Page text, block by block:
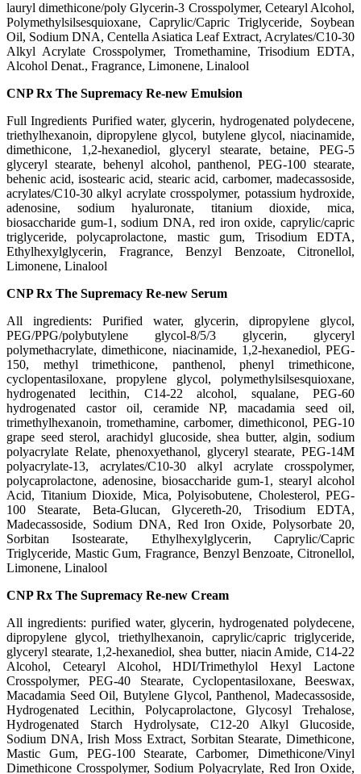
lauryl dimethicone/poly Glycerin-3 Crosspolymer, Cetearyl Alcohol,
Polymethylsilsesquioxane, Caprylic/Capric Triglyceride, Soybean
Oil, Sodium DNA, Centella Asiatica Leaf Extract, Acrylates/C10-30
Alkyl Acrylate Crosspolymer, Tromethamine, Trisodium EDTA,
Alcohol Denat., Fragrance, Limonene, Linalool
CNP Rx The Supremacy Re-new Emulsion
Full Ingredients Purified water, glycerin, hydrogenated polydecene,
triethylhexanoin, dipropylene glycol, butylene glycol, niacinamide,
dimethicone, 1 ,2-hexanediol, glyceryl stearate, betaine, PEG-5
glyceryl stearate, behenyl alcohol, panthenol, PEG-100 stearate,
behenic acid, isostearic acid, stearic acid, carbomer, madecassoside,
acrylates/C10-30 alkyl acrylate crosspolymer, potassium hydroxide,
adenosine, sodium hyaluronate, titanium dioxide, mica,
biosaccharide gum-1 , sodium DNA, red iron oxide, caprylic/capric
triglyceride, polycaprolactone, mastic gum, Trisodium EDTA,
Ethylhexylglycerin, Fragrance, Benzyl Benzoate, Citronellol,
Limonene, Linalool
CNP Rx The Supremacy Re-new Serum
All ingredients: Purified water, glycerin, dipropylene glycol,
PEG/PPG/polybutylene glycol-8/5/3 glycerin, glyceryl
polymethacrylate, dimethicone, niacinamide, 1 ,2-hexanediol, PEG-
150, methyl trimethicone, panthenol, phenyl trimethicone,
cyclopentasiloxane, propylene glycol, polymethylsilsesquioxane,
hydrogenated lecithin, C14-22 alcohol, squalane, PEG-60
hydrogenated castor oil, ceramide NP, macadamia seed oil,
trimethylhexanoin, tromethamine, carbomer, dimethiconol, PEG-10
grape seed sterol, arachidyl glucoside, shea butter, algin, sodium
polyacrylate Relate, phenoxyethanol, glyceryl stearate, PEG-14M
polyacrylate-13, acrylates/C10-30 alkyl acrylate crosspolymer,
polycaprolactone, adenosine, biosaccharide gum-1 , stearyl alcohol
Acid, Titanium Dioxide, Mica, Polyisobutene, Cholesterol, PEG-
100 Stearate, Beta-Glucan, Glycereth-20, Trisodium EDTA,
Madecassoside, Sodium DNA, Red Iron Oxide, Polysorbate 20,
Sorbitan Isostearate, Ethylhexylglycerin, Caprylic/Capric
Triglyceride, Mastic Gum, Fragrance, Benzyl Benzoate, Citronellol,
Limonene, Linalool
CNP Rx The Supremacy Re-new Cream
All ingredients: purified water, glycerin, hydrogenated polydecene,
dipropylene glycol, triethylhexanoin, caprylic/capric triglyceride,
glyceryl stearate, 1 ,2-hexanediol, shea butter, niacin Amide, C14-22
Alcohol, Cetearyl Alcohol, HDI/Trimethylol Hexyl Lactone
Crosspolymer, PEG-40 Stearate, Cyclopentasiloxane, Beeswax,
Macadamia Seed Oil, Butylene Glycol, Panthenol, Madecassoside,
Hydrogenated Lecithin, Polycaprolactone, Glycosyl Trehalose,
Hydrogenated Starch Hydrolysate, C12-20 Alkyl Glucoside,
Sodium DNA, Irish Moss Extract, Sorbitan Stearate, Dimethicone,
Mastic Gum, PEG-100 Stearate, Carbomer, Dimethicone/Vinyl
Dimethicone Crosspolymer, Sodium Polyacrylate, Red Iron Oxide,